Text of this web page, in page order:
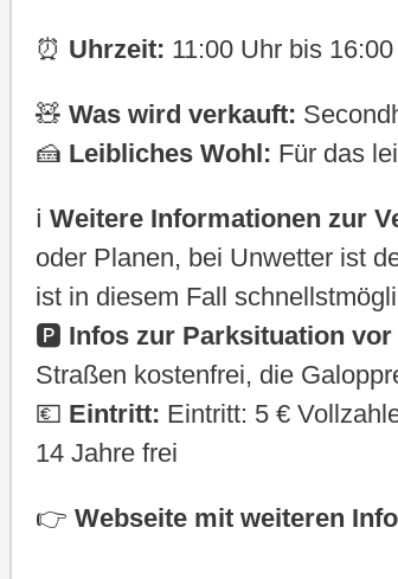
⏰ Uhrzeit: 11:00 Uhr bis
🧸 Was wird verkauft:
🍰 Leibliches Wohl: Für das
ℹ️ Weitere Informationen zur
oder Planen, bei Unwetter ist
ist in diesem Fall
🅿️ Infos zur Parksituation vor
Straßen kostenfrei, die
💶 Eintritt: Eintritt: 5 €
14 Jahre frei
👉 Webseite mit weiteren